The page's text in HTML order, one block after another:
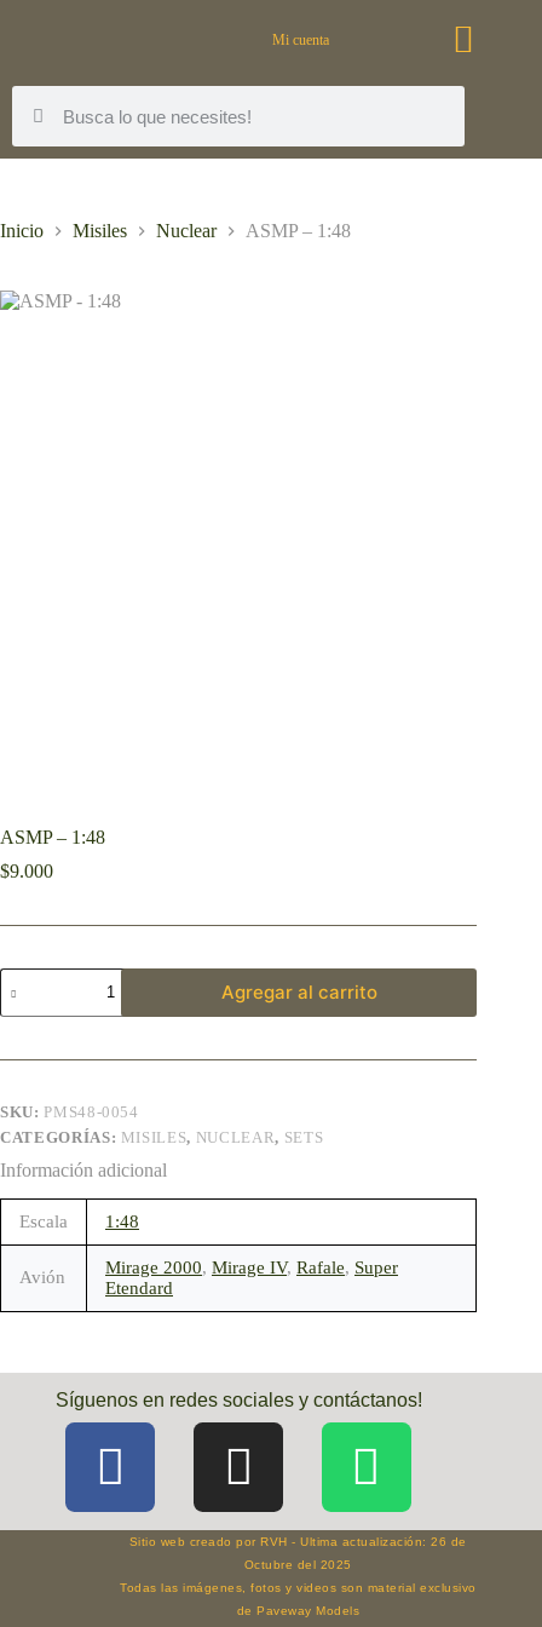
Mi cuenta
Inicio Misiles Nuclear ASMP – 1:48
ASMP – 1:48
$9.000
Agregar al carrito
SKU: PMS48-0054
CATEGORÍAS: MISILES, NUCLEAR, SETS
Información adicional
Escala 1:48
Avión Mirage 2000, Mirage IV, Rafale, Super
Etendard
Síguenos en redes sociales y contáctanos!
Sitio web creado por RVH - Ultima actualización: 26 de
Octubre del 2025
Todas las imágenes, fotos y videos son material exclusivo
de Paveway Models